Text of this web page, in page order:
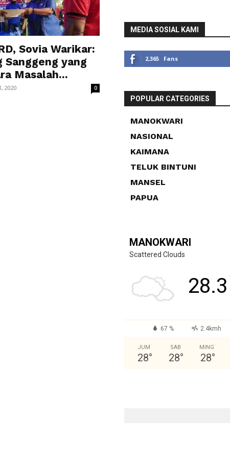
Sovia Warikar:
Sanggeng yang
Masalah...
2020 0
MEDIA SOSIAL KAMI
2,365 Fans
POPULAR CATEGORIES
MANOKWARI
NASIONAL
KAIMANA
TELUK BINTUNI
MANSEL
PAPUA
MANOKWARI
Scattered Clouds
28.3
67 % 2.4kmh
JUM
28°
SAB
28°
MING
28°